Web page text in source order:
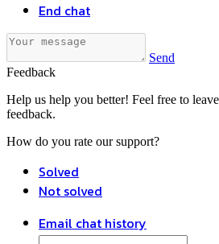
End chat
Send
Feedback
Help us help you better! Feel free to
feedback.
How do you rate our support?
Solved
Not solved
Email chat history